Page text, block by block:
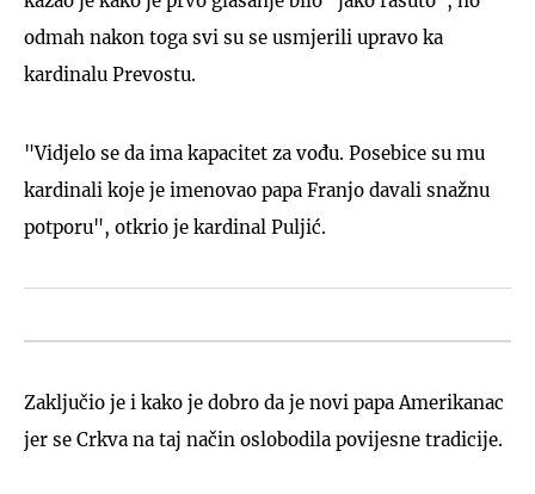
odmah nakon toga svi su se usmjerili upravo ka
kardinalu Prevostu.
"Vidjelo se da ima kapacitet za vođu. Posebice su mu
kardinali koje je imenovao papa Franjo davali snažnu
potporu", otkrio je kardinal Puljić.
Zaključio je i kako je dobro da je novi papa Amerikanac
jer se Crkva na taj način oslobodila povijesne tradicije.